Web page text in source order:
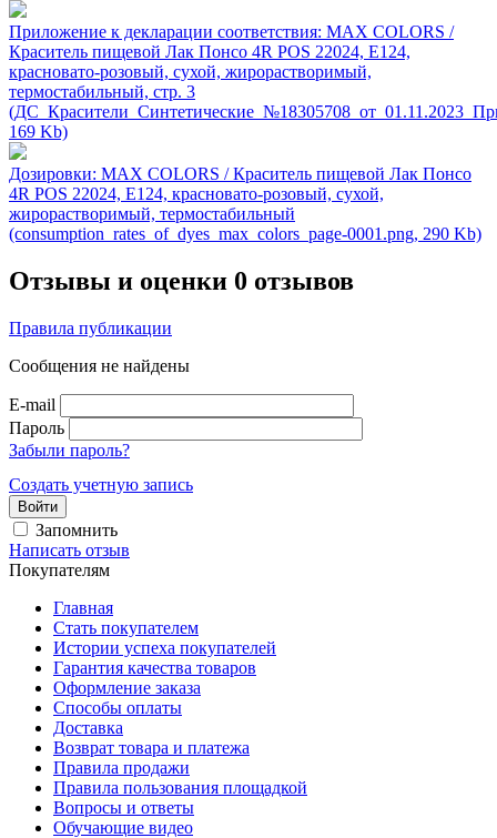
Приложение к декларации соответствия: MAX COLORS /
Краситель пищевой Лак Понсо 4R POS 22024, Е124,
красновато-розовый, сухой, жирорастворимый,
термостабильный, стр. 3
169 Kb)
Дозировки: MAX COLORS / Краситель пищевой Лак Понсо
4R POS 22024, Е124, красновато-розовый, сухой,
жирорастворимый, термостабильный
(consumption_rates_of_dyes_max_colors_page-0001.png, 290 Kb)
Отзывы и оценки 0 отзывов
Правила публикации
Сообщения не найдены
E-mail
Пароль
Забыли пароль?
Создать учетную запись
Войти
Запомнить
Написать отзыв
Покупателям
Главная
Стать покупателем
Истории успеха покупателей
Гарантия качества товаров
Оформление заказа
Способы оплаты
Доставка
Возврат товара и платежа
Правила продажи
Правила пользования площадкой
Вопросы и ответы
Обучающие видео